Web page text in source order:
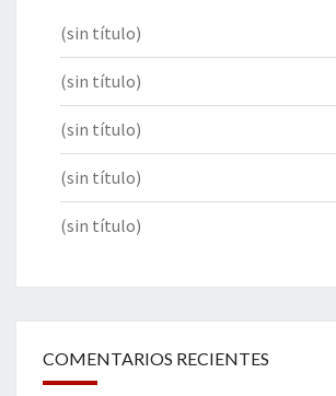
(sin título)
(sin título)
(sin título)
(sin título)
(sin título)
COMENTARIOS RECIENTES